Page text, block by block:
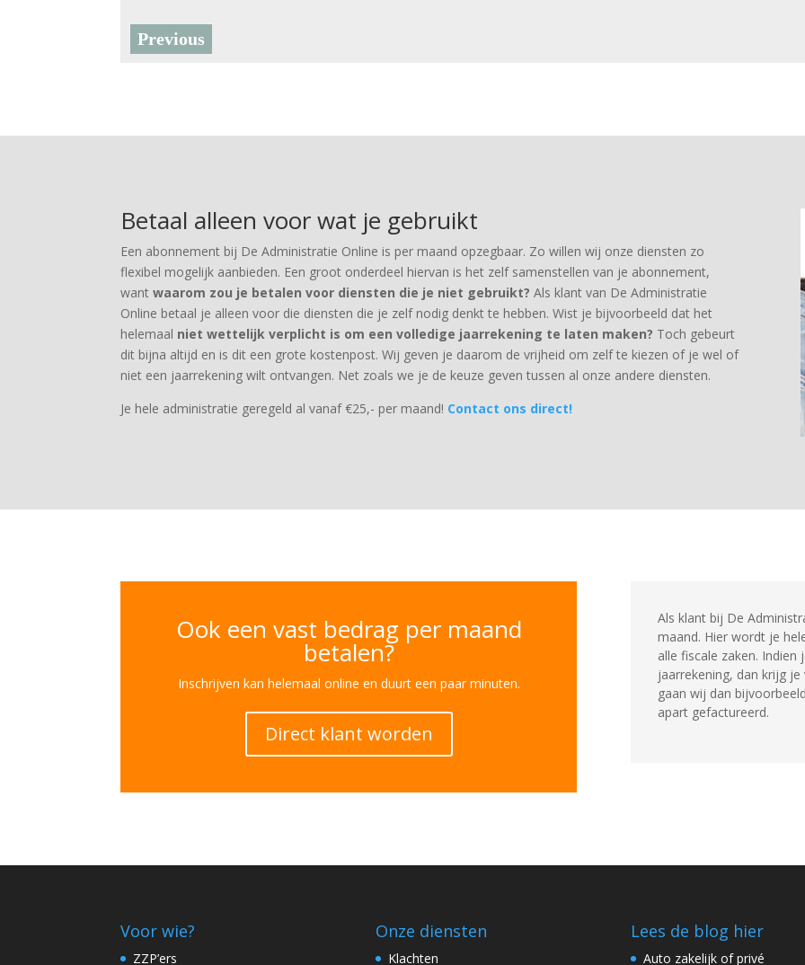
Previous
Betaal alleen voor wat je gebruikt
Een abonnement bij De Administratie Online is per maand opzegbaar. Zo willen wij onze diensten zo
flexibel mogelijk aanbieden. Een groot onderdeel hiervan is het zelf samenstellen van je abonnement,
wantwaarom zou je betalen voor diensten die je niet gebruikt? Als klant van De Administratie
Online betaal je alleen voor die diensten die je zelf nodig denkt te hebben. Wist je bijvoorbeeld dat het
helemaal niet wettelijk verplicht is om een volledige jaarrekening te laten maken? Toch gebeurt
dit bijna altijd en is dit een grote kostenpost. Wij geven je daarom de vrijheid om zelf te kiezen of je wel of
niet een jaarrekening wilt ontvangen. Net zoals we je de keuze geven tussen al onze andere diensten.
Je hele administratie geregeld al vanaf €25,- per maand! Contact ons direct!
Ook een vast bedrag per maand
betalen?
Inschrijven kan helemaal online en duurt een paar minuten.
Direct klant worden
Als klant bij De
maand. Hier wordt je
alle fiscale zaken.
jaarrekening, dan krijg
gaan wij dan
apart gefactureerd.
Voor wie?
ZZP’ers
Onze diensten
Klachten
Lees de blog hier
Auto zakelijk of privé